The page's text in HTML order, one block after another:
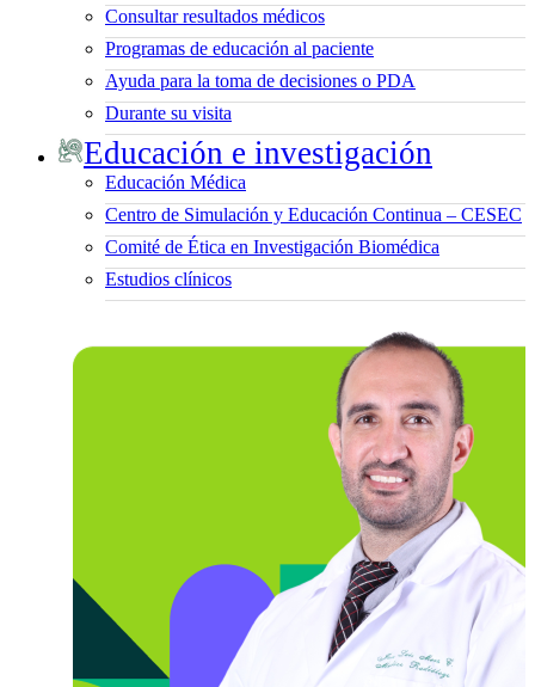
Consultar resultados médicos
Programas de educación al paciente
Ayuda para la toma de decisiones o PDA
Durante su visita
Educación e investigación
Educación Médica
Centro de Simulación y Educación Continua – CESEC
Comité de Ética en Investigación Biomédica
Estudios clínicos